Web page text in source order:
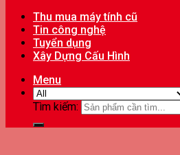
Thu mua máy tính cũ
Tin công nghệ
Tuyển dụng
Xây Dựng Cấu Hình
Menu
Tìm kiếm: